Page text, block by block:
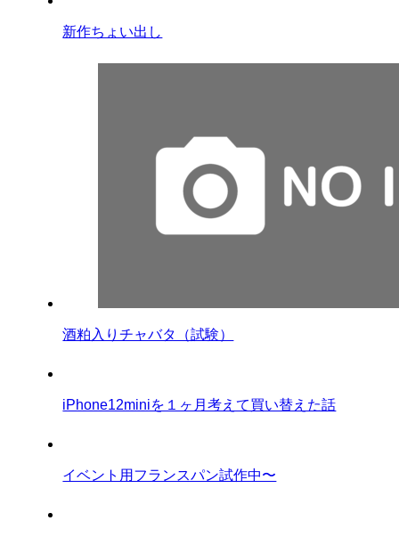
新作ちょい出し
酒粕入りチャバタ（試験）
iPhone12miniを１ヶ月考えて買い替えた話
イベント用フランスパン試作中〜